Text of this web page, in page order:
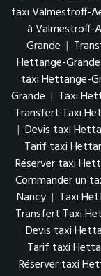
taxi Valmestroff-
à Valmestroff-
Grande |
Hettange-Grande
taxi Hettange-
Grande | Taxi
Transfert Taxi
| Devis taxi
Tarif taxi
Réserver taxi
Commander un
Nancy | Taxi
Transfert Taxi
Devis taxi
Tarif taxi
Réserver taxi